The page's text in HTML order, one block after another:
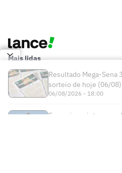
Livramento na
Baixa na Inglaterra:
deve ser cortado da
após sofrer lesão
Fifa libera entrevistas